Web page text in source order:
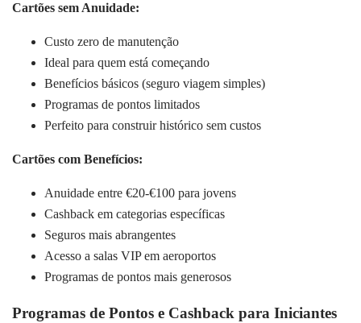
Cartões sem Anuidade:
Custo zero de manutenção
Ideal para quem está começando
Benefícios básicos (seguro viagem simples)
Programas de pontos limitados
Perfeito para construir histórico sem custos
Cartões com Benefícios:
Anuidade entre €20-€100 para jovens
Cashback em categorias específicas
Seguros mais abrangentes
Acesso a salas VIP em aeroportos
Programas de pontos mais generosos
Programas de Pontos e Cashback para Iniciantes